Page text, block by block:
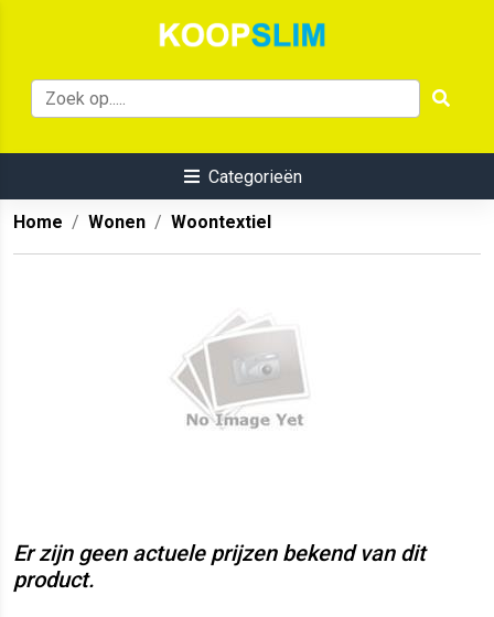
Categorieën
Home Wonen Woontextiel
Er zijn geen actuele prijzen bekend van dit
product.